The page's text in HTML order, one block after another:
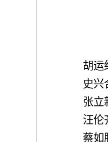
胡运
史兴
张立
汪伦
蔡如